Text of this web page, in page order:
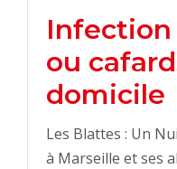
ou
domicile
Les Blattes : Un
à Marseille et ses